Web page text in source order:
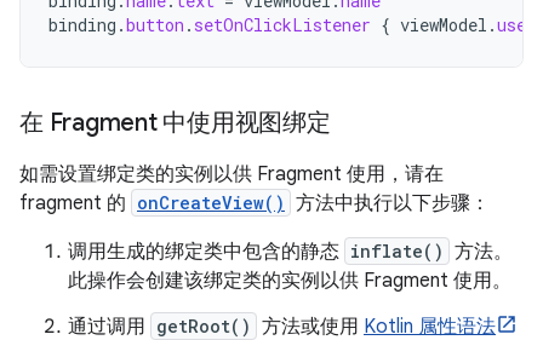
binding .button . setOnClickListener { viewModel .
在 Fragment 中使用视图绑定
如需设置绑定类的实例以供 Fragment 使用，请在
fragment 的 onCreateView() 方法中执行以下步骤：
调用生成的绑定类中包含的静态 inflate() 方法。
此操作会创建该绑定类的实例以供 Fragment 使用。
通过调用 getRoot() 方法或使用 Kotlin 属性语法